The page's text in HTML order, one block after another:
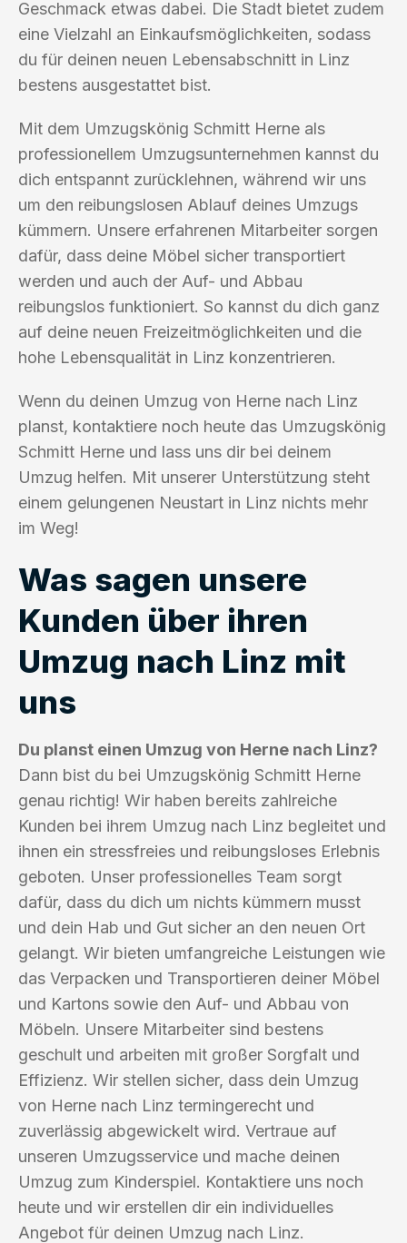
Geschmack etwas dabei. Die Stadt bietet zudem
eine Vielzahl an Einkaufsmöglichkeiten, sodass
du für deinen neuen Lebensabschnitt in Linz
bestens ausgestattet bist.
Mit dem Umzugskönig Schmitt Herne als
professionellem Umzugsunternehmen kannst du
dich entspannt zurücklehnen, während wir uns
um den reibungslosen Ablauf deines Umzugs
kümmern. Unsere erfahrenen Mitarbeiter sorgen
dafür, dass deine Möbel sicher transportiert
werden und auch der Auf- und Abbau
reibungslos funktioniert. So kannst du dich ganz
auf deine neuen Freizeitmöglichkeiten und die
hohe Lebensqualität in Linz konzentrieren.
Wenn du deinen Umzug von Herne nach Linz
planst, kontaktiere noch heute das Umzugskönig
Schmitt Herne und lass uns dir bei deinem
Umzug helfen. Mit unserer Unterstützung steht
einem gelungenen Neustart in Linz nichts mehr
im Weg!
Was sagen unsere
Kunden über ihren
Umzug nach Linz mit
uns
Du planst einen Umzug von Herne nach Linz?
Dann bist du bei Umzugskönig Schmitt Herne
genau richtig! Wir haben bereits zahlreiche
Kunden bei ihrem Umzug nach Linz begleitet und
ihnen ein stressfreies und reibungsloses Erlebnis
geboten. Unser professionelles Team sorgt
dafür, dass du dich um nichts kümmern musst
und dein Hab und Gut sicher an den neuen Ort
gelangt. Wir bieten umfangreiche Leistungen wie
das Verpacken und Transportieren deiner Möbel
und Kartons sowie den Auf- und Abbau von
Möbeln. Unsere Mitarbeiter sind bestens
geschult und arbeiten mit großer Sorgfalt und
Effizienz. Wir stellen sicher, dass dein Umzug
von Herne nach Linz termingerecht und
zuverlässig abgewickelt wird. Vertraue auf
unseren Umzugsservice und mache deinen
Umzug zum Kinderspiel. Kontaktiere uns noch
heute und wir erstellen dir ein individuelles
Angebot für deinen Umzug nach Linz.